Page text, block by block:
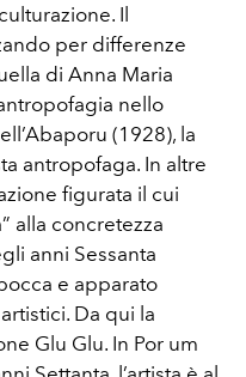
Il
per differenze
di Anna Maria
nello
(1928), la
antropofaga. In altre
figurata il cui
alla concretezza
anni Sessanta
e apparato
Da qui la
Glu Glu. In Por um